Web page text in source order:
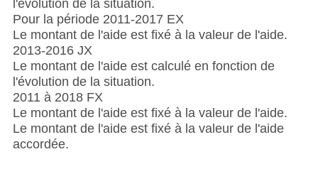
l'évolution de la situation.
Pour la période 2011-2017 EX
Le montant de l'aide est fixé à la valeur de l'aide.
2013-2016 JX
Le montant de l'aide est calculé en fonction de
l'évolution de la situation.
2011 à 2018 FX
Le montant de l'aide est fixé à la valeur de l'aide.
Le montant de l'aide est fixé à la valeur de l'aide
accordée.